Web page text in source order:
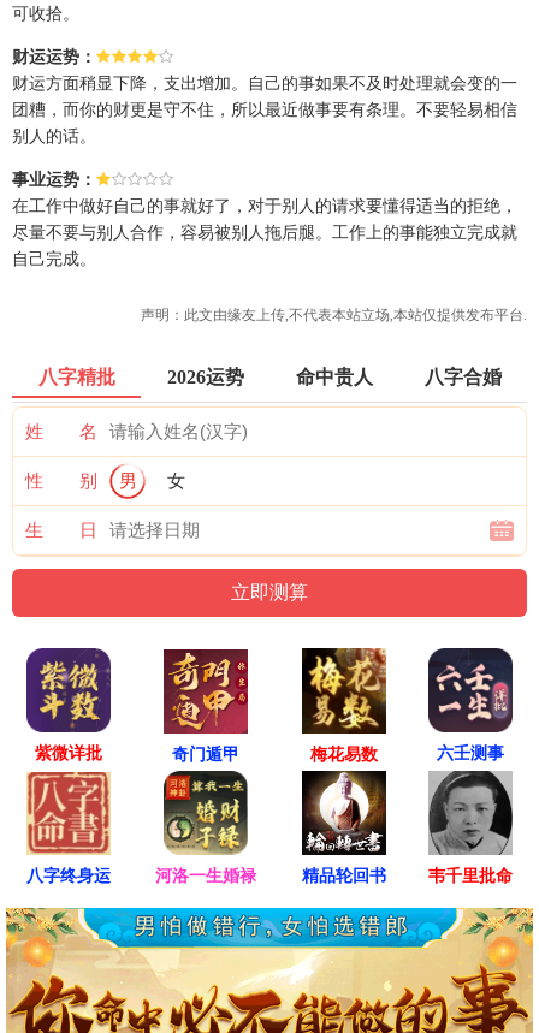
可收拾。
财运运势：
财运方面稍显下降，支出增加。自己的事如果不及时处理就会变的一
团糟，而你的财更是守不住，所以最近做事要有条理。不要轻易相信
别人的话。
事业运势：
在工作中做好自己的事就好了，对于别人的请求要懂得适当的拒绝，
尽量不要与别人合作，容易被别人拖后腿。工作上的事能独立完成就
自己完成。
声明：此文由缘友上传,不代表本站立场,本站仅提供发布平台.
八字精批 2026运势 命中贵人 八字合婚
姓 名
性 别 男 女
生 日
紫微详批 奇门遁甲 梅花易数 六壬测事
八字终身运 河洛一生婚禄 精品轮回书 韦千里批命